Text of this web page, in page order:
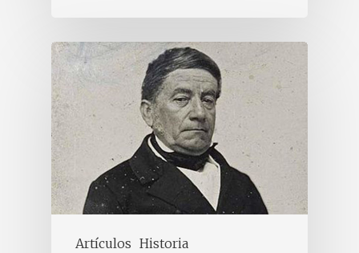
Artículos Historia